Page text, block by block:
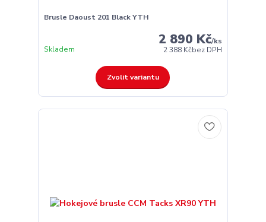
Brusle Daoust 201 Black YTH
2 890 Kč/ks
2 388 Kčbez DPH
Skladem
Zvolit variantu